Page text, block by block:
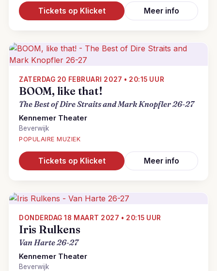
Tickets op Klicket Meer info
ZATERDAG 20 FEBRUARI 2027 • 20:15 UUR
BOOM, like that!
The Best of Dire Straits and Mark Knopfler 26-27
Kennemer Theater
Beverwijk
POPULAIRE MUZIEK
Tickets op Klicket Meer info
DONDERDAG 18 MAART 2027 • 20:15 UUR
Iris Rulkens
Van Harte 26-27
Kennemer Theater
Beverwijk